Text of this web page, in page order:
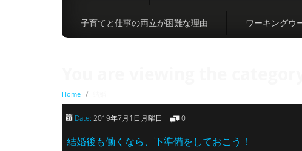
子育てと仕事の両立が困難な理由 ワーキングウ
Home /
Date: 2019年7月1日月曜日 0
結婚後も働くなら、下準備をしておこう！